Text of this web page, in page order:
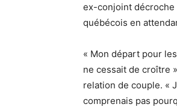
ex-conjoint décroche
québécois en
« Mon départ pour
ne cessait de croître
relation de couple. «
comprenais pas